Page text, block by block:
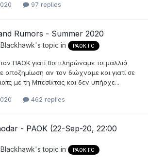
97 replies
Rumors - Summer 2020
Blackhawk's topic in PAOK FC
ΠΑΟΚ γιατί θα πληρώναμε τα μαλλιά
αποζημίωση αν τον διώχναμε και γιατί σε
με τη Μπεσίκτας και δεν υπήρχε...
462 replies
- PAOK (22-Sep-20, 22:00
Blackhawk's topic in PAOK FC